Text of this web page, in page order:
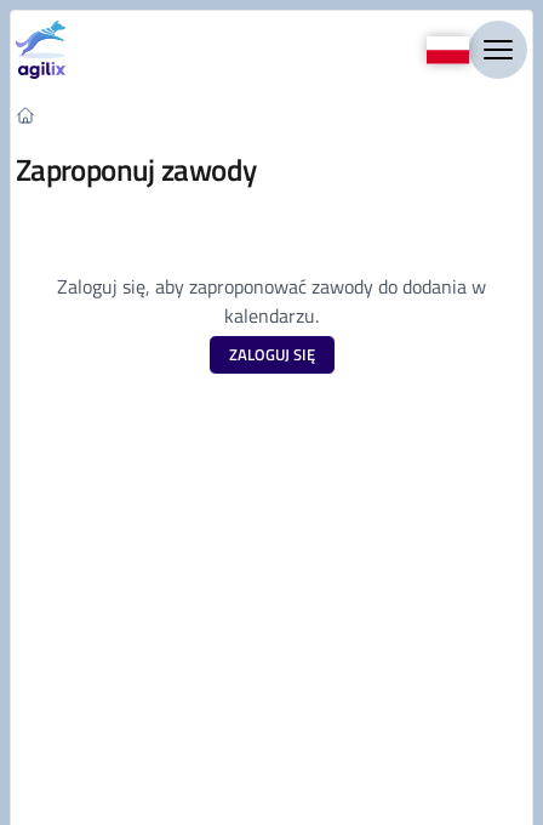
Przejdź do treści
Zaproponuj zawody
Zaloguj się, aby zaproponować zawody do dodania w
kalendarzu.
ZALOGUJ SIĘ